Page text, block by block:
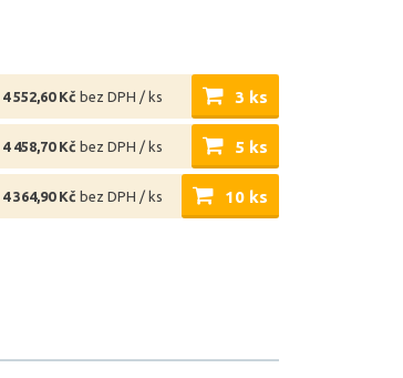
4 552,60 Kč bez DPH / ks 3 ks
4 458,70 Kč bez DPH / ks 5 ks
4 364,90 Kč bez DPH / ks 10 ks